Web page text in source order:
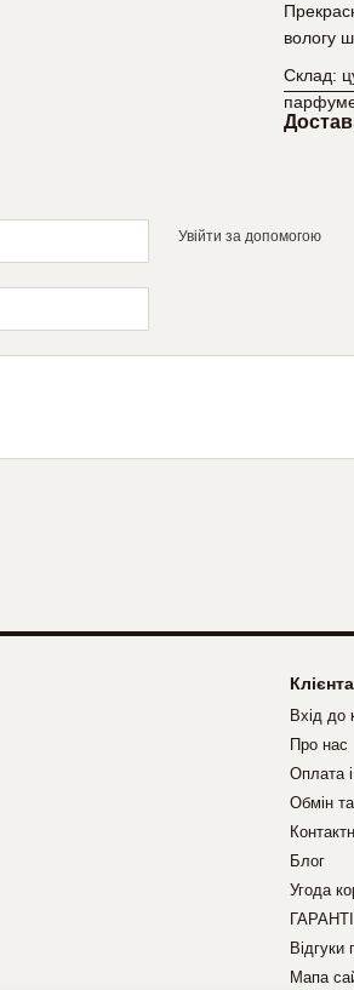
вологу
Склад:
Увійти за допомогою
Вхід до
Про нас
Оплата
Обмін
Блог
Угода
ГАРАНТІЇ
Відгуки
Мапа